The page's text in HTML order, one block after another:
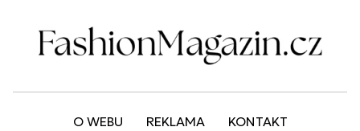
O WEBU REKLAMA KONTAKT